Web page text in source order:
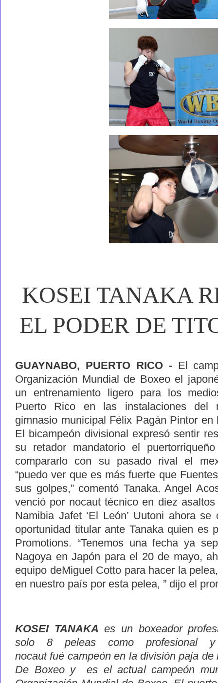
KOSEI TANAKA
EL PODER DE
GUAYNABO, PUERTO RICO -El
Organización Mundial de Boxeo el
un entrenamiento ligero para los
Puerto Rico en las instalaciones del
gimnasio municipal Félix Pagán Pintor
El bicampeón divisional expresó sentir
su retador mandatorio el
compararlo con su pasado rival el
“puedo ver que es más fuerte que
sus golpes,” comentó Tanaka. Angel
venció por nocaut técnico en diez
Namibia Jafet ‘El León’ Uutoni ahora
oportunidad titular ante Tanaka quien es
Promotions. “Tenemos una fecha ya
Nagoya en Japón para el 20 de mayo,
equipo deMiguel Cotto para hacer la
en nuestro país por esta pelea, ” dijo el
KOSEI TANAKAes un boxeador
solo 8 peleas como profesional
nocaut fué campeón en la división paja
De Boxeo y es el actual campeón